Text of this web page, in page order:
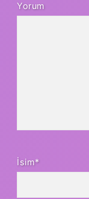
Yorum
İsim*